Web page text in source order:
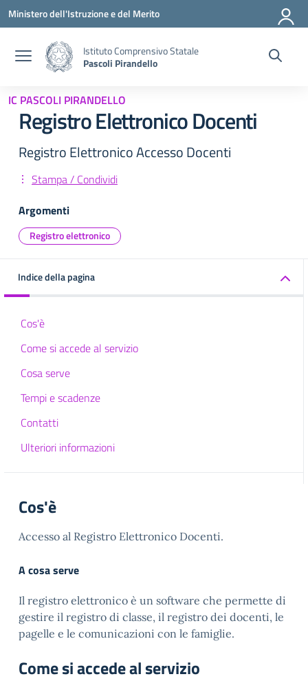
Vai ai contenuti
Vai al menu di navigazione
Vai al footer
Ministero dell'Istruzione e del Merito
Istituto Comprensivo Statale
Pascoli Pirandello
IC PASCOLI PIRANDELLO
Registro Elettronico Docenti
Registro Elettronico Accesso Docenti
Stampa / Condividi
Argomenti
Registro elettronico
Indice della pagina
Cos'è
Come si accede al servizio
Cosa serve
Tempi e scadenze
Contatti
Ulteriori informazioni
Cos'è
Accesso al Registro Elettronico Docenti.
A cosa serve
Il registro elettronico è un software che permette di
gestire il registro di classe, il registro dei docenti, le
pagelle e le comunicazioni con le famiglie.
Come si accede al servizio